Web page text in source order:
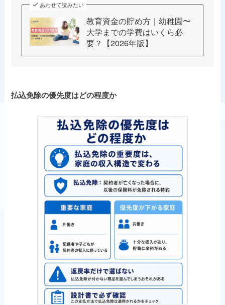
あわせて読みたい
教育資金の貯め方｜幼稚園〜
大学までの学費はいくら必
要？【2026年版】
払込免除の優先度はどの程度か